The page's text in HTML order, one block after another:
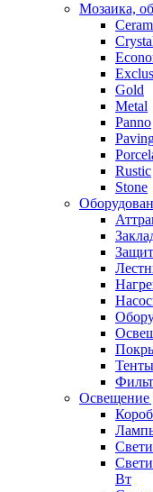
Мозаика,
Gold
Metal
Panno
Rustic
Stone
Освещение
Вт